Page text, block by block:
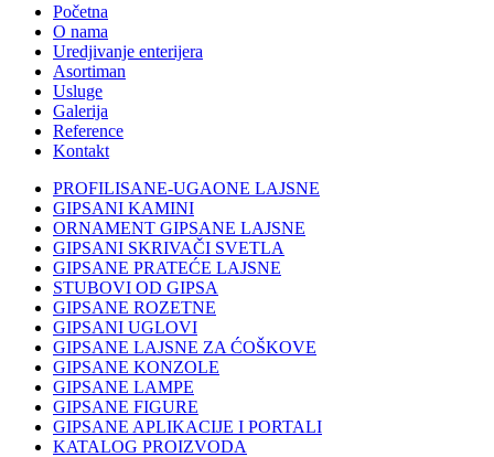
Početna
O nama
Uredjivanje enterijera
Asortiman
Usluge
Galerija
Reference
Kontakt
PROFILISANE-UGAONE LAJSNE
GIPSANI KAMINI
ORNAMENT GIPSANE LAJSNE
GIPSANI SKRIVAČI SVETLA
GIPSANE PRATEĆE LAJSNE
STUBOVI OD GIPSA
GIPSANE ROZETNE
GIPSANI UGLOVI
GIPSANE LAJSNE ZA ĆOŠKOVE
GIPSANE KONZOLE
GIPSANE LAMPE
GIPSANE FIGURE
GIPSANE APLIKACIJE I PORTALI
KATALOG PROIZVODA